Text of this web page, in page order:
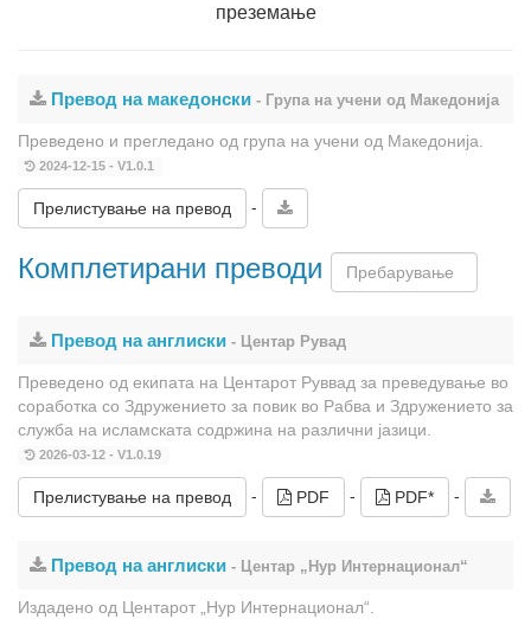
преземање
Превод на македонски - Група на учени од Македонија
Преведено и прегледано од група на учени од Македонија.
2024-12-15 - V1.0.1
Прелистување на превод -
Комплетирани преводи
Превод на англиски - Центар Рувад
Преведено од екипата на Центарот Руввад за преведување во
соработка со Здружението за повик во Рабва и Здружението за
служба на исламската содржина на различни јазици.
2026-03-12 - V1.0.19
Прелистување на превод - PDF - PDF* -
Превод на англиски - Центар „Нур Интернационал“
Издадено од Центарот „Нур Интернационал“.